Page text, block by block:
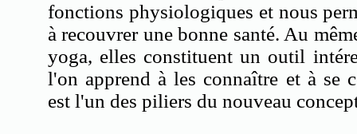
fonctions physiologiques et nous
à recouvrer une bonne santé. Au
yoga, elles constituent un outil
l'on apprend à les connaître et à se
est l'un des piliers du nouveau